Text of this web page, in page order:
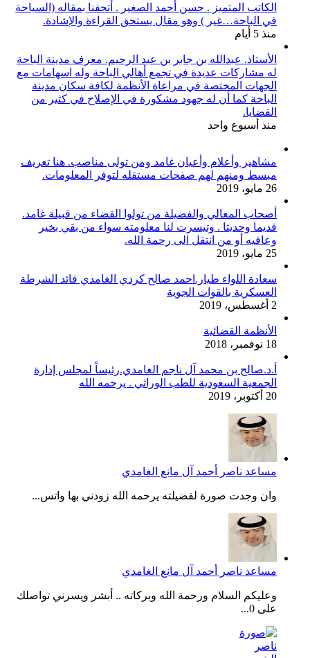
الكاتب المتميز . حسن أحمد الصغير . أتحفنا بمقاله (السياحة
في الباحة…غير ) وهو مقال يستحق القراءة والإشادة.
منذ 5 أيام
الأستاذ. عبدالله بن جابر بن عبد الرحيم. معرف مدينة الباحة
له مشاركات عديدة في تجمع أهالي الباحة وله اسهامات مع
الجهات المختصة في مراعاة الأنظمة لكافة سكان مدينة
الباحة كما أن له جهود مشكورة في الإصلاح في كثير من
القضايا.
منذ أسبوع واحد
مشاهير وأعلام وأعيان غامد ومن تولى مناصب. هنا تعريف
مبسط ومنهم لهم صفحات مستقله لتوفر المعلومات.
26 مايو، 2019
أصحاب المعالي والفضيلة من تولوا القضاء من قبيلة غامد.
قديما وحديثا . وتيسرت لنا معلومته سواء من بقي بخير
وعافيه أو من انتقل الى رحمة الله.
25 مايو، 2019
سعادة اللواء طيار.احمد صالح كردي الغامدي قائد الشرطة
العسكرية بالقوات الجوية
2 أغسطس، 2019
الأنظمة القضائية
18 نوفمبر، 2018
أ.د.صالح بن محمد آل ناجم الغامدي.رئيساً لمجلس إدارة
الجمعية السعودية للطب الوراثي . يرحمه الله
20 أكتوبر، 2019
مساعد ناصر أحمد آل مانع الغامدي
وان وجدت صورة لفضيلته يرحمه الله زودني بها واتس...
مساعد ناصر أحمد آل مانع الغامدي
وعليكم السلام ورحمة الله وبركاته .. أبشر ويسرني تواصلك
على 0...